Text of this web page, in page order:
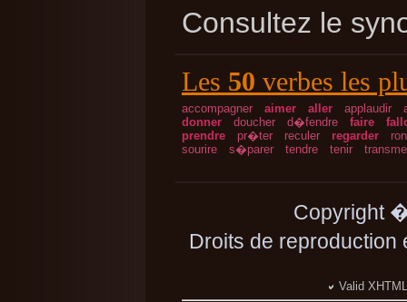
Consultez le
Les 50 verbes les
accompagner aimer aller applaudir
donner
doucher d�fendre faire
prendre
pr�ter reculer regarder
sourire
s�parer tendre tenir
Copyright
Droits de
Valid